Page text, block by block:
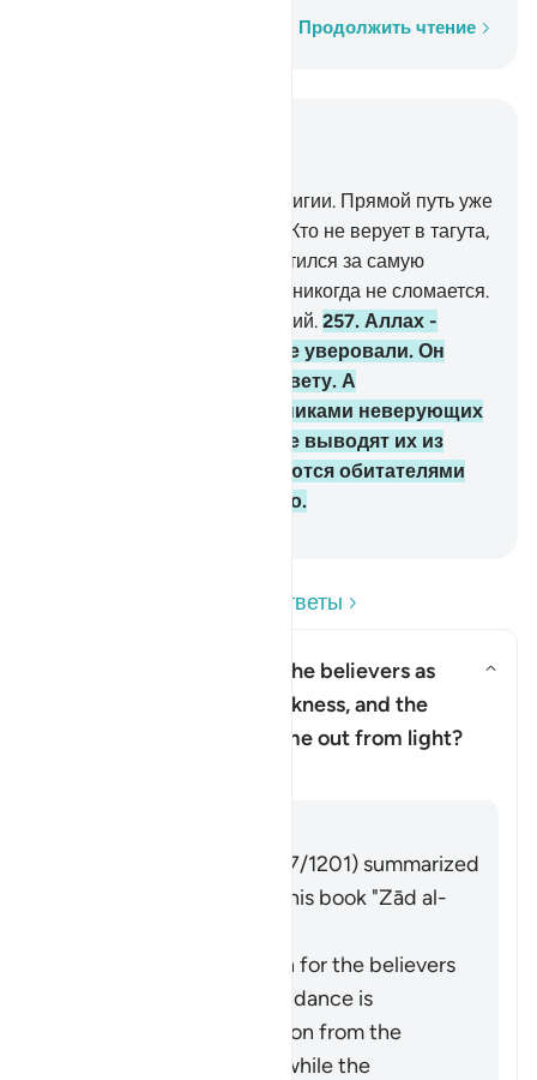
Продолжить чтение
Прочитайте вопросы и ответы
Why has Allah described the believers as
having come out from darkness, and the
disbelievers as having come out from light?
Показать ответ Why has
Imām Ibn al-Jawzī (d. 597/1201) summarized
the scholars' opinions in his book "Zād al-
The protection of Allah for the believers
from falling into misguidance is
considered an extraction from the
darkness of disbelief, while the
Нет принуждения в религии. Прямой путь уже
отличился от заблуждения. Кто не верует в тагута,
а верует в Аллаха, тот ухватился за самую
надежную рукоять, которая никогда не сломается.
Аллах - Слышащий, Знающий. 257. Аллах -
Покровитель тех, которые уверовали. Он
выводит их из мраков к свету. А
покровителями и помощниками неверующих
являются тагуты, которые выводят их из
света к мракам. Они являются обитателями
Огня и пребудут там вечно.